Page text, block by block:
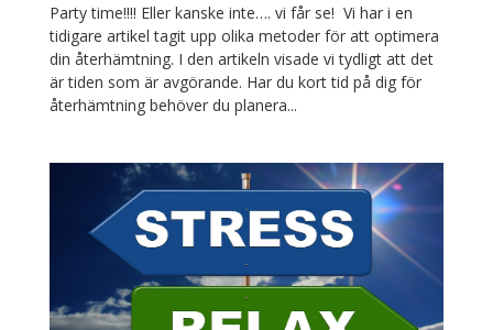
Party time!!!! Eller kanske inte…. vi får se! Vi har i en
tidigare artikel tagit upp olika metoder för att optimera
din återhämtning. I den artikeln visade vi tydligt att det
är tiden som är avgörande. Har du kort tid på dig för
återhämtning behöver du planera...